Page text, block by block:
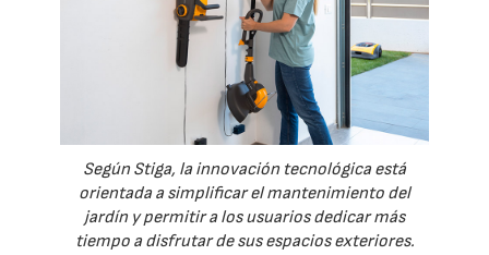
Según Stiga, la innovación tecnológica está
orientada a simplificar el mantenimiento del
jardín y permitir a los usuarios dedicar más
tiempo a disfrutar de sus espacios exteriores.